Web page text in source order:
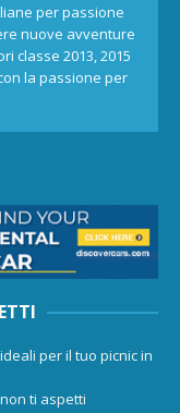
per passione
nuove avventure
classe 2013, 2015
la passione per
per il tuo picnic in
ti aspetti